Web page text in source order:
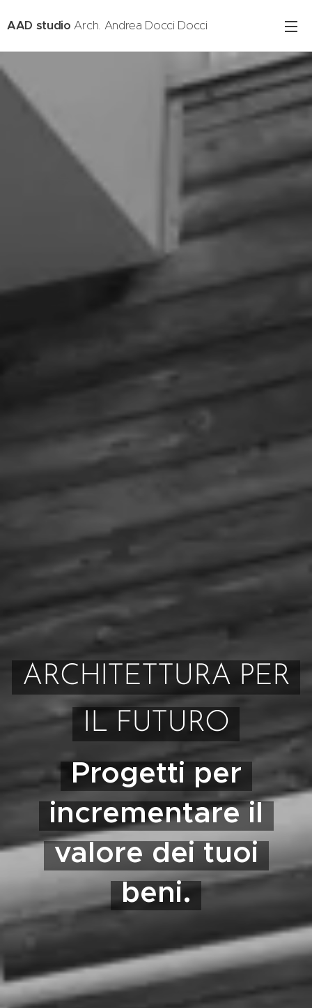
AAD studioArch. Andrea Docci Docci
ARCHITETTURA PER
IL FUTURO
Progetti per
incrementare il
valore dei tuoi
beni.